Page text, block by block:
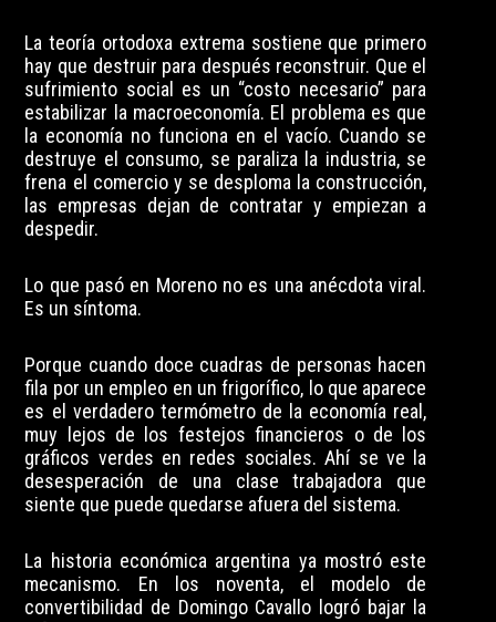
La teoría ortodoxa extrema sostiene que primero
hay que destruir para después reconstruir. Que el
sufrimiento social es un “costo necesario” para
estabilizar la macroeconomía. El problema es que
la economía no funciona en el vacío. Cuando se
destruye el consumo, se paraliza la industria, se
frena el comercio y se desploma la construcción,
las empresas dejan de contratar y empiezan a
despedir.
Lo que pasó en Moreno no es una anécdota viral.
Es un síntoma.
Porque cuando doce cuadras de personas hacen
fila por un empleo en un frigorífico, lo que aparece
es el verdadero termómetro de la economía real,
muy lejos de los festejos financieros o de los
gráficos verdes en redes sociales. Ahí se ve la
desesperación de una clase trabajadora que
siente que puede quedarse afuera del sistema.
La historia económica argentina ya mostró este
mecanismo. En los noventa, el modelo de
convertibilidad de Domingo Cavallo logró bajar la